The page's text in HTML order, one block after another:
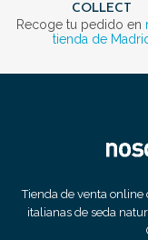
COLLECT
Recoge tu pedido en
tienda de
Tienda de venta online
italianas de seda